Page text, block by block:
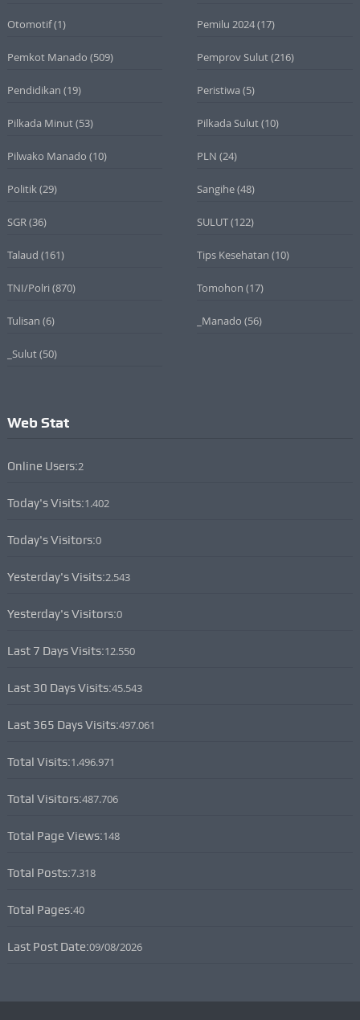
Otomotif(1) Pemilu 2024(17)
Pemkot Manado (509) Pemprov Sulut(216)
Pendidikan (19) Peristiwa (5)
Pilkada Minut(53) Pilkada Sulut(10)
Pilwako Manado (10) PLN (24)
Politik(29) Sangihe(48)
SGR(36) SULUT(122)
Talaud (161) Tips Kesehatan (10)
TNI/Polri (870) Tomohon (17)
Tulisan (6) _Manado (56)
_Sulut(50)
Web Stat
Online Users:2
Today's Visits:1.402
Today's Visitors:0
Yesterday's Visits:2.543
Yesterday's Visitors:0
Last 7 Days Visits:12.550
Last 30 Days Visits:45.543
Last 365 Days Visits:497.061
Total Visits:1.496.971
Total Visitors:487.706
Total Page Views:148
Total Posts:7.318
Total Pages:40
Last Post Date:09/08/2026